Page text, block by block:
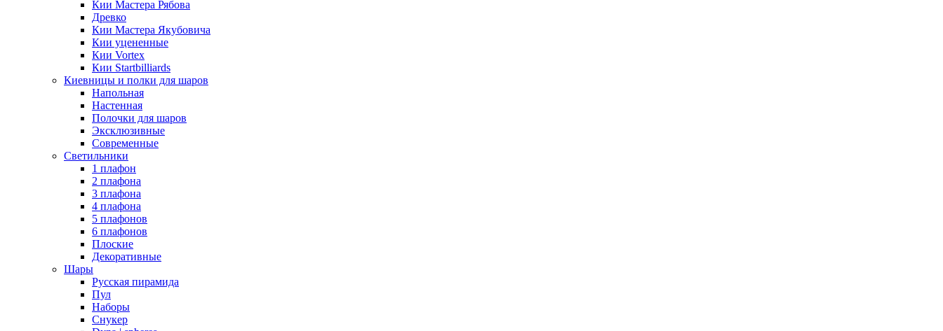
Кии Мастера Рябова
Древко
Кии Мастера Якубовича
Кии уцененные
Кии Vortex
Кии Startbilliards
Киевницы и полки для шаров
Напольная
Настенная
Полочки для шаров
Эксклюзивные
Современные
Светильники
1 плафон
2 плафона
3 плафона
4 плафона
5 плафонов
6 плафонов
Плоские
Декоративные
Шары
Русская пирамида
Пул
Наборы
Снукер